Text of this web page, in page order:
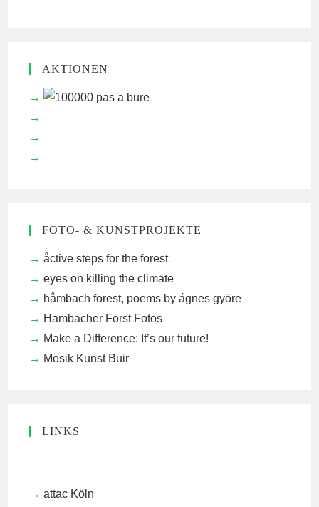
AKTIONEN
FOTO- & KUNSTPROJEKTE
åctive steps for the forest
eyes on killing the climate
håmbach forest, poems by ágnes györe
Hambacher Forst Fotos
Make a Difference: It’s our future!
Mosik Kunst Buir
LINKS
attac Köln